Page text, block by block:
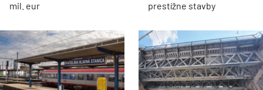
mil. eur
prestížne stavby